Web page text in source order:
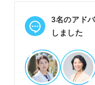
行動と成果を明
る。
す。
POINT：相手の
が大切。
3名のアド
しました